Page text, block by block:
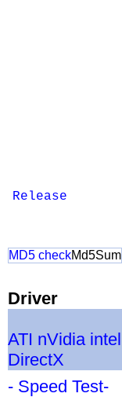
Release
MD5 checkMd5Sum
Driver
ATI nVidia intel
DirectX
- Speed Test-